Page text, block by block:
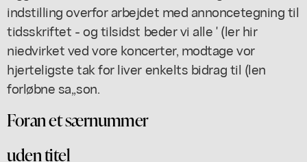
indstilling overfor arbejdet med annoncetegning til
tidsskriftet - og tilsidst beder vi alle ' (ler hir
niedvirket ved vore koncerter, modtage vor
hjerteligste tak for liver enkelts bidrag til (len
forløbne sa,,son.
Foran et særnummer
uden titel